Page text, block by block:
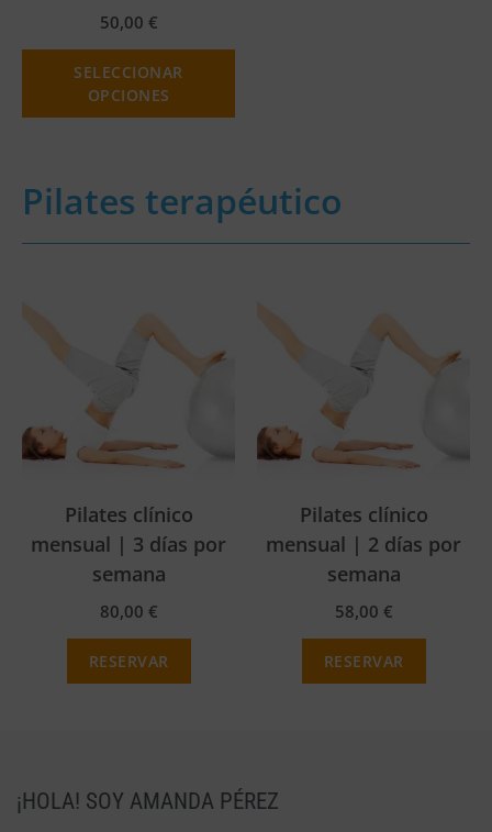
50,00 €
SELECCIONAR
OPCIONES
Pilates terapéutico
Pilates clínico
mensual | 3 días por
semana
80,00 €
RESERVAR
Pilates clínico
mensual | 2 días por
semana
58,00 €
RESERVAR
¡HOLA! SOY AMANDA PÉREZ